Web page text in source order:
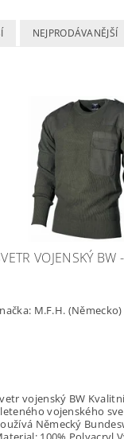
NEJPRODÁVANĚJŠÍ
VOJENSKÝ BW
M.F.H. (Německo)
vojenský BW Kvalitní kopie
vojenského
Německý